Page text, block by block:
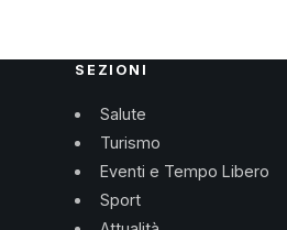
SEZIONI
Salute
Turismo
Eventi e Tempo Libero
Sport